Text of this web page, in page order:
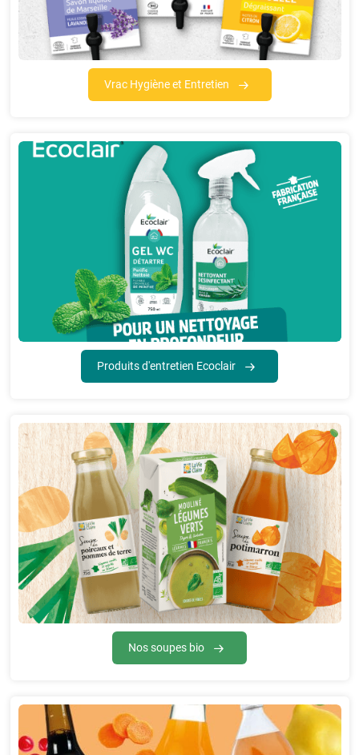
Vrac Hygiène et Entretien
Produits d'entretien Ecoclair
Nos soupes bio